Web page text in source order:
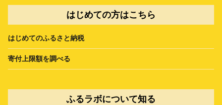
はじめての方はこちら
はじめてのふるさと納税
寄付上限額を調べる
ふるラボについて知る